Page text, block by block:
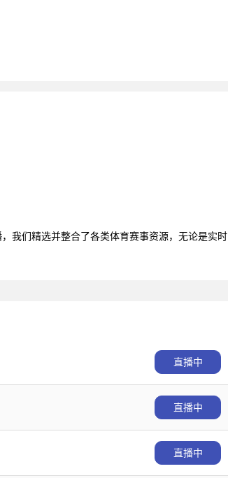
我们精选并整合了各类体育赛事资源，无论是实时
直播中
直播中
直播中